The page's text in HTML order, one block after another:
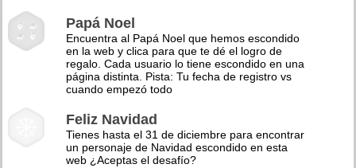
Papá Noel
Encuentra al Papá Noel que hemos escondido
en la web y clica para que te dé el logro de
regalo. Cada usuario lo tiene escondido en una
página distinta. Pista: Tu fecha de registro vs
cuando empezó todo
Feliz Navidad
Tienes hasta el 31 de diciembre para encontrar
un personaje de Navidad escondido en esta
web ¿Aceptas el desafío?